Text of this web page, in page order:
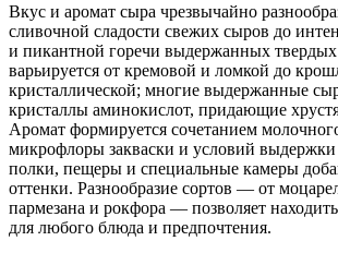
Вкус и аромат сыра чрезвычайно
сливочной сладости свежих сыров до
и пикантной горечи выдержанных твердых
варьируется от кремовой и ломкой до
кристаллической; многие выдержанные
кристаллы аминокислот, придающие
Аромат формируется сочетанием
микрофлоры закваски и условий
полки, пещеры и специальные камеры
оттенки. Разнообразие сортов — от
пармезана и рокфора — позволяет
для любого блюда и предпочтения.